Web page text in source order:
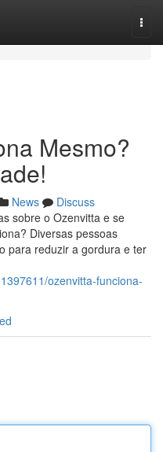
Mesmo?
News
Discuss
sobre o Ozenvitta e se
Diversas pessoas
para reduzir a gordura e ter
ozenvitta-funciona-